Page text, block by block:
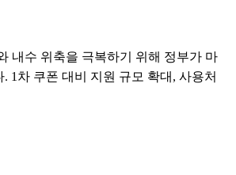
내수 위축을 극복하기 위해 정부가 마
1차 쿠폰 대비 지원 규모 확대, 사용처